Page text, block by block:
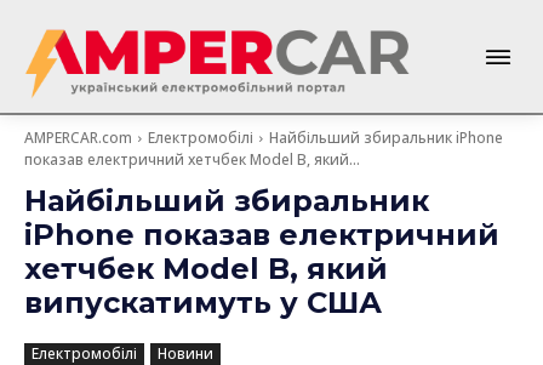
AMPERCAR.com Електромобілі
Найбільший збиральник iPhone
показав електричний хетчбек Model B, який...
Найбільший збиральник
iPhone показав електричний
хетчбек Model B, який
випускатимуть у США
Електромобілі Новини